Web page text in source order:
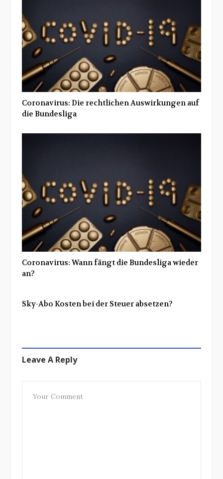
Coronavirus: Die rechtlichen Auswirkungen auf
die Bundesliga
Coronavirus: Wann fängt die Bundesliga wieder
an?
Sky-Abo Kosten bei der Steuer absetzen?
Leave A Reply